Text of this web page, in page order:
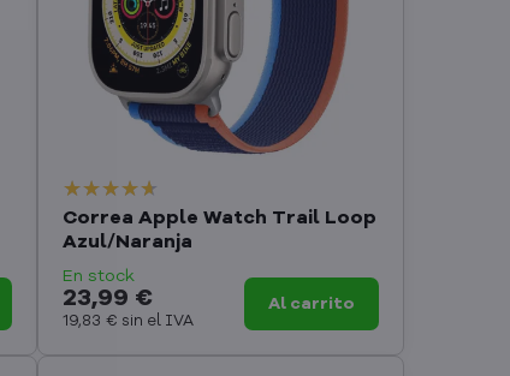
Correa Apple Watch Trail Loop
Azul/Naranja
En stock
23,99 €
19,83 € sin el IVA
Al carrito